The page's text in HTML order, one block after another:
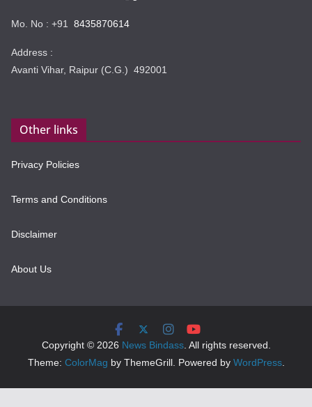
Mo. No : +91 8435870614
Address :
Avanti Vihar, Raipur (C.G.) 492001
Other links
Privacy Policies
Terms and Conditions
Disclaimer
About Us
Copyright © 2026 News Bindass. All rights reserved.
Theme: ColorMag by ThemeGrill. Powered by WordPress.